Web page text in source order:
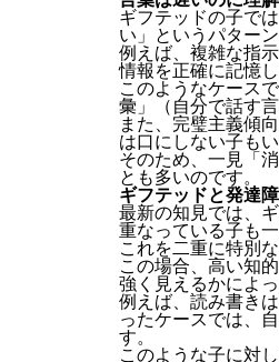
ギフテッドの子で
い」というパター
例えば、複雑な指
情報を正確に記憶
このようなケース
彙」（自分で話す
また、完璧主義傾
は口にしない子もい
そのため、一見「
とも多いのです。
ギフテッドと発達
最新の知見では、
重なっている子も
これを二重に特別
この場合、高い知
強く見えるかによ
例えば、読み書き
ったケースでは、
す。
このような子に対